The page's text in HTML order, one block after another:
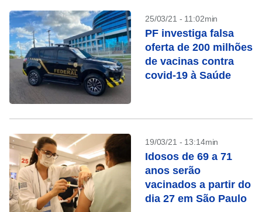
25/03/21 - 11:02min
PF investiga falsa
oferta de 200 milhões
de vacinas contra
covid-19 à Saúde
19/03/21 - 13:14min
Idosos de 69 a 71
anos serão
vacinados a partir do
dia 27 em São Paulo